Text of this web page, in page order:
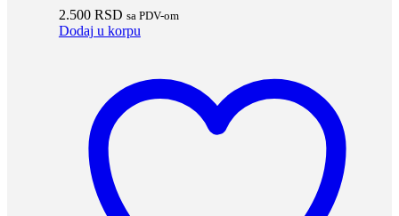
2.500 RSD sa PDV-om
Dodaj u korpu